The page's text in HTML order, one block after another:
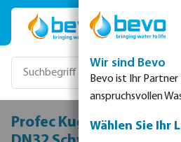
Zum Hauptinhalt springen
Profec Kugelhahn PP 40
Wir sind Bevo
Bevo ist Ihr Partner
anspruchsvollen
Wählen Sie Ihr